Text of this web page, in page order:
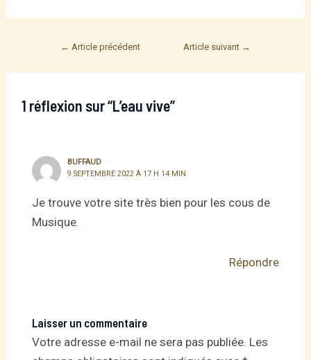
Post← Article précédent Article suivant →
1 réflexion sur “L’eau vive”
BUFFAUD
9 SEPTEMBRE 2022 À 17 H 14 MIN
Je trouve votre site très bien pour les cous de
Musique.
Répondre
Laisser un commentaire
Votre adresse e-mail ne sera pas publiée. Les